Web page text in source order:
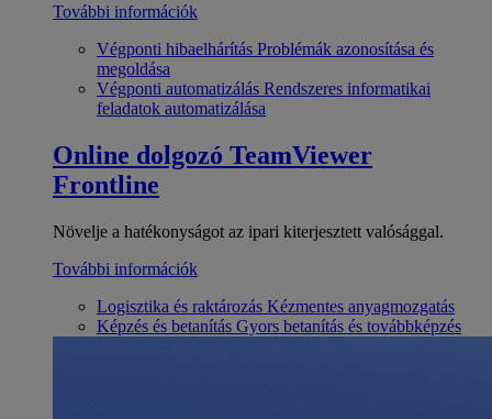
További információk
Végponti hibaelhárítás Problémák azonosítása és
megoldása
Végponti automatizálás Rendszeres informatikai
feladatok automatizálása
Online dolgozó TeamViewer
Frontline
Növelje a hatékonyságot az ipari kiterjesztett valósággal.
További információk
Logisztika és raktározás Kézmentes anyagmozgatás
Képzés és betanítás Gyors betanítás és továbbképzés